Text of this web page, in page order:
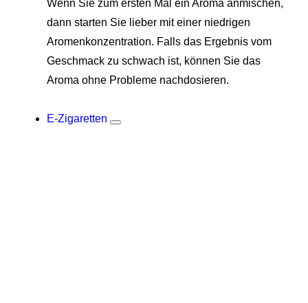
Wenn Sie zum ersten Mal ein Aroma anmischen,
dann starten Sie lieber mit einer niedrigen
Aromenkonzentration. Falls das Ergebnis vom
Geschmack zu schwach ist, können Sie das
Aroma ohne Probleme nachdosieren.
E-Zigaretten